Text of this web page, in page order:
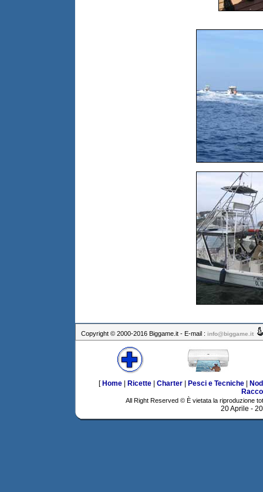
Copyright © 2000-2016 Biggame.it - E-mail : info@biggame.it
[ Home| Ricette| Charter| Pesci e Tecniche|
All Right Reserved © È vietata la riproduzione
20 Aprile -